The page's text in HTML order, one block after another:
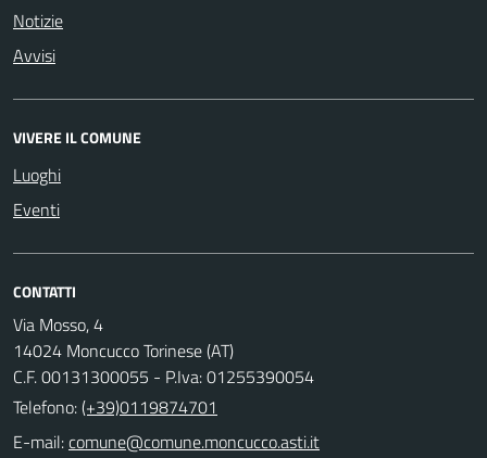
Notizie
Avvisi
VIVERE IL COMUNE
Luoghi
Eventi
CONTATTI
Via Mosso, 4
14024 Moncucco Torinese (AT)
C.F. 00131300055 - P.Iva: 01255390054
Telefono:(+39)0119874701
E-mail:comune@comune.moncucco.asti.it